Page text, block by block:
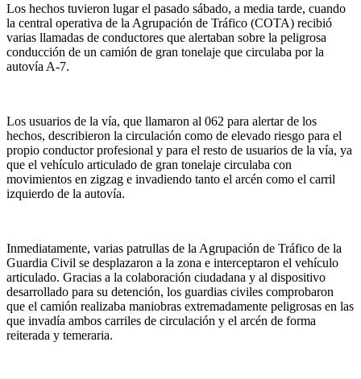
Los hechos tuvieron lugar el pasado sábado, a media tarde, cuando
la central operativa de la Agrupación de Tráfico (COTA) recibió
varias llamadas de conductores que alertaban sobre la peligrosa
conducción de un camión de gran tonelaje que circulaba por la
autovía A-7.
Los usuarios de la vía, que llamaron al 062 para alertar de los
hechos, describieron la circulación como de elevado riesgo para el
propio conductor profesional y para el resto de usuarios de la vía, ya
que el vehículo articulado de gran tonelaje circulaba con
movimientos en zigzag e invadiendo tanto el arcén como el carril
izquierdo de la autovía.
Inmediatamente, varias patrullas de la Agrupación de Tráfico de la
Guardia Civil se desplazaron a la zona e interceptaron el vehículo
articulado. Gracias a la colaboración ciudadana y al dispositivo
desarrollado para su detención, los guardias civiles comprobaron
que el camión realizaba maniobras extremadamente peligrosas en las
que invadía ambos carriles de circulación y el arcén de forma
reiterada y temeraria.